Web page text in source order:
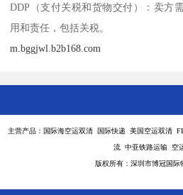
DDP（支付关税和货物交付）：卖方
用和责任，包括关税。
m.bggjwl.b2b168.com
主营产品：国际海空运双清 国际快递 美国空运双清
流 中亚铁路运输 空
版权所有：深圳市博冠国际